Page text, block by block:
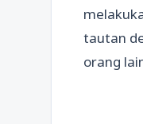
tautan
orang